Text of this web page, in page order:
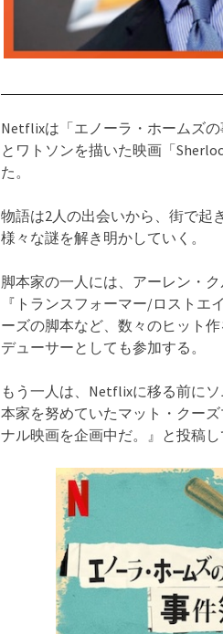
Netflixは「エノーラ・ホームズ
とワトソンを描いた映画「
た。
物語は2人の出会いから、街で起
様々な謎を解き明かしていく。
脚本家の一人には、アーレン・
『トランスフォーマー/ロストエ
ーズの脚本など、数々のヒット
デューサーとしても参加する。
もう一人は、Netflixに移る前に
本家を努めていたマット・クー
ナル映画を企画中だ。』と投稿し